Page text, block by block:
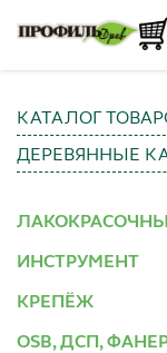
КАТАЛОГ
ДЕРЕВЯННЫЕ
ИНСТРУМЕНТ
КРЕПЁЖ
OSB, ДСП,